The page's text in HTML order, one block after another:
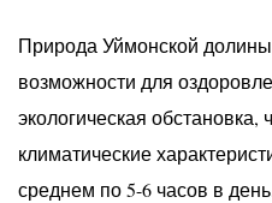
Природа Уймонской
возможности для
экологическая
климатические
среднем по 5-6 часов в